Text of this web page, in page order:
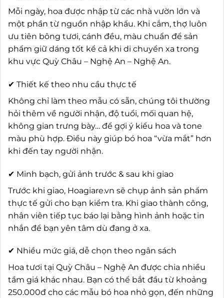
Mỗi ngày, hoa được nhập từ các nhà vườn lớn và
một phần từ nguồn nhập khẩu. Khi cắm, thợ luôn
ưu tiên bông tươi, cánh đều, màu chuẩn để sản
phẩm giữ dáng tốt kể cả khi di chuyển xa trong
khu vực Quỳ Châu – Nghệ An – Nghệ An.
✔ Thiết kế theo nhu cầu thực tế
Không chỉ làm theo mẫu có sẵn, chúng tôi thường
hỏi thêm về người nhận, độ tuổi, mối quan hệ,
không gian trưng bày… để gợi ý kiểu hoa và tone
màu phù hợp. Điều này giúp bó hoa “vừa mắt” hơn
khi đến tay người nhận.
✔ Minh bạch, gửi ảnh trước & sau khi giao
Trước khi giao, Hoagiare.vn sẽ chụp ảnh sản phẩm
thực tế gửi cho bạn kiểm tra. Khi giao thành công,
nhân viên tiếp tục báo lại bằng hình ảnh hoặc tin
nhắn để bạn yên tâm dù đang ở xa.
✔ Nhiều mức giá, dễ chọn theo ngân sách
Hoa tươi tại Quỳ Châu – Nghệ An được chia nhiều
tầm giá khác nhau. Bạn có thể bắt đầu từ khoảng
250.000đ cho các mẫu bó hoa nhỏ gọn, đến những